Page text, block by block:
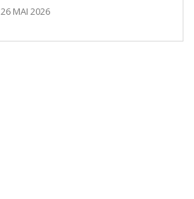
26 MAI 2026